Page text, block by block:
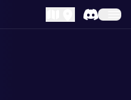
MapLibre